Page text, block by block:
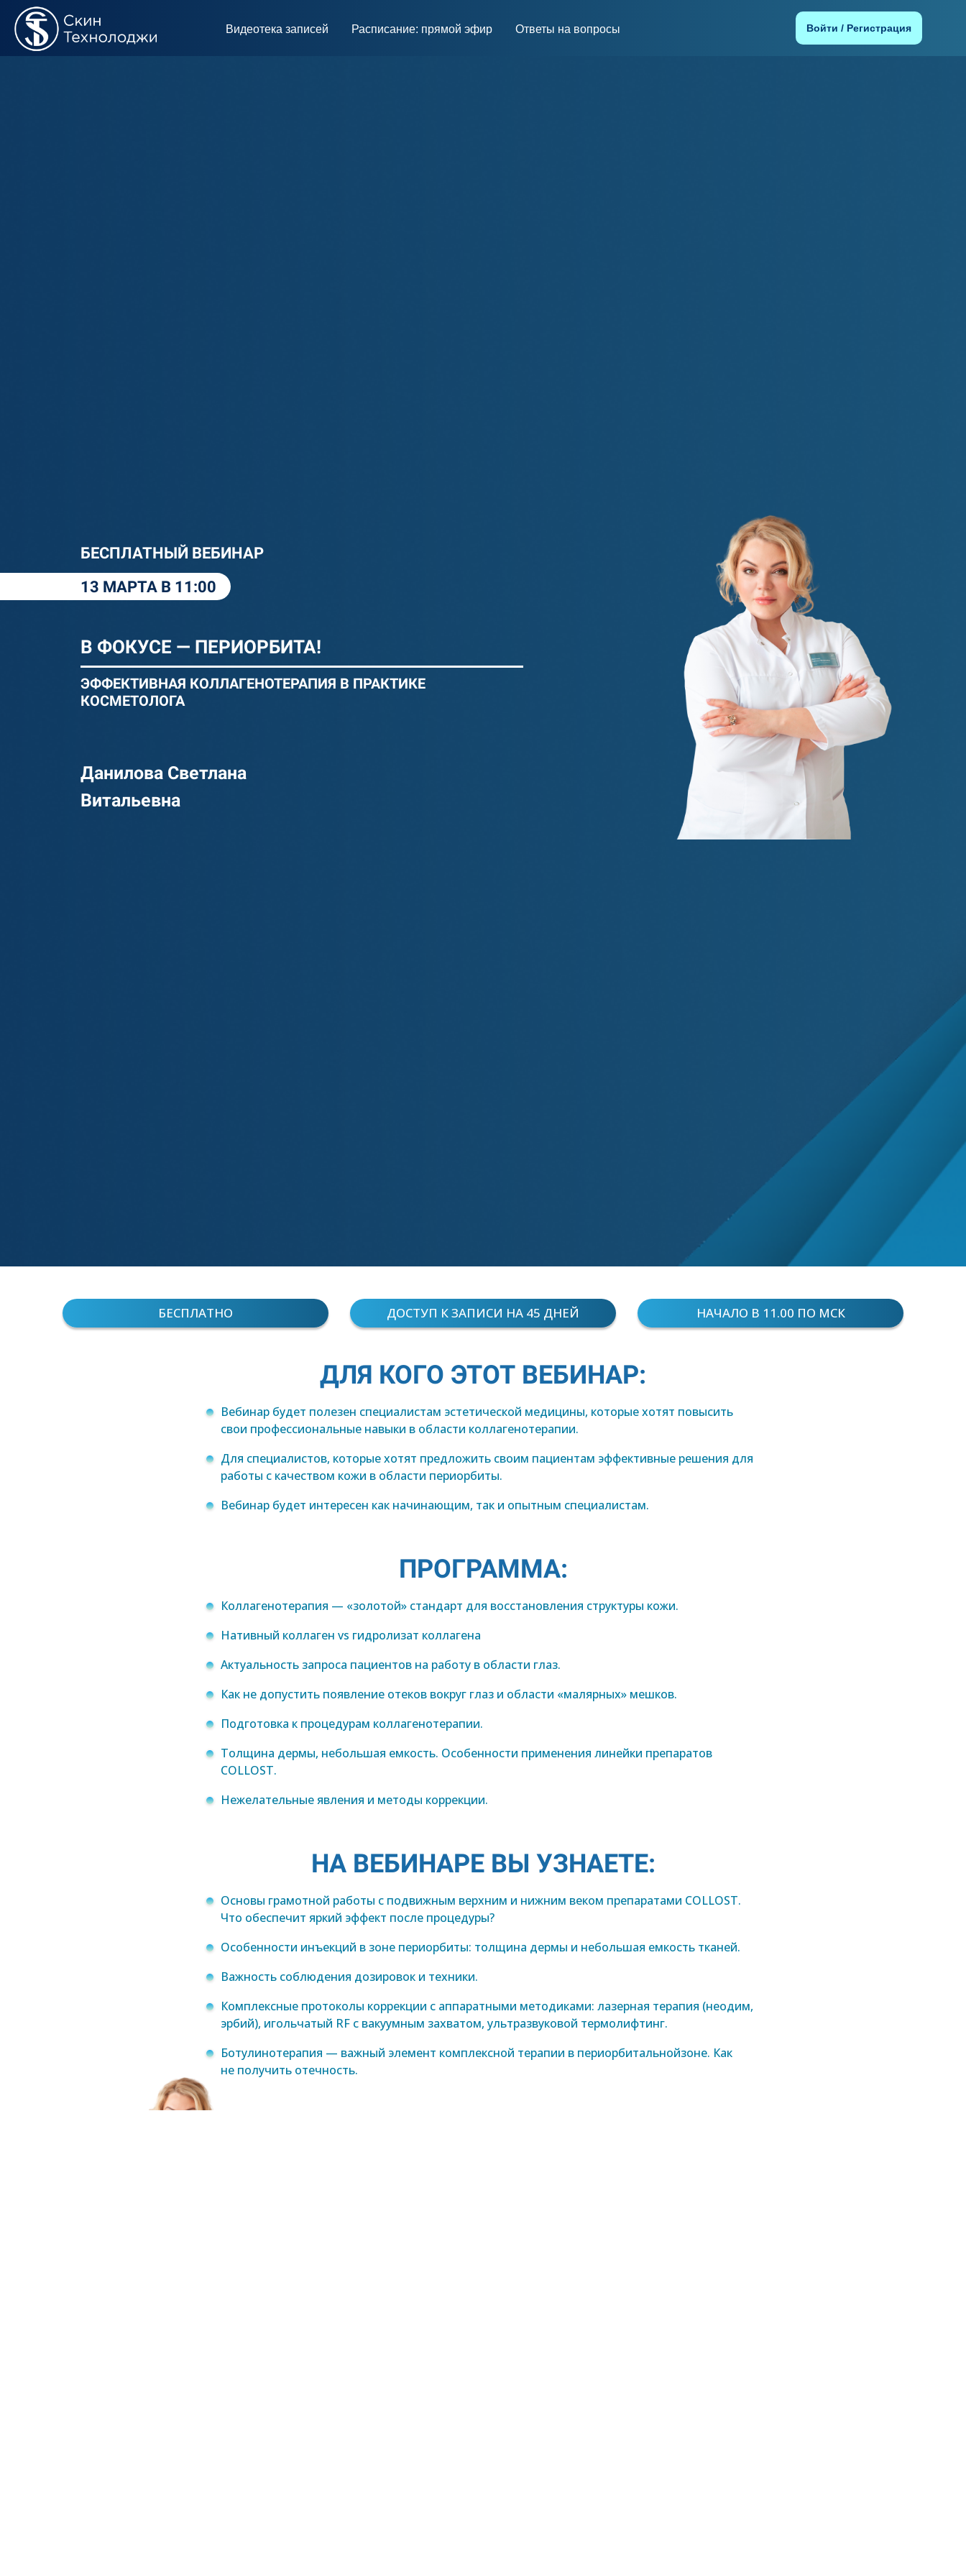
Видеотека записей Расписание: прямой эфир Ответы на вопросы Войти / Регистрация
БЕСПЛАТНЫЙ ВЕБИНАР
13 МАРТА В 11:00
В ФОКУСЕ — ПЕРИОРБИТА!
ЭФФЕКТИВНАЯ КОЛЛАГЕНОТЕРАПИЯ В ПРАКТИКЕ
КОСМЕТОЛОГА
Данилова Светлана
Витальевна
БЕСПЛАТНО ДОСТУП К ЗАПИСИ НА 45 ДНЕЙ НАЧАЛО В 11.00 ПО МСК
ДЛЯ КОГО ЭТОТ ВЕБИНАР:
Вебинар будет полезен специалистам эстетической медицины, которые хотят повысить
свои профессиональные навыки в области коллагенотерапии.
Для специалистов, которые хотят предложить своим пациентам эффективные решения для
работы с качеством кожи в области периорбиты.
Вебинар будет интересен как начинающим, так и опытным специалистам.
ПРОГРАММА:
Коллагенотерапия — «золотой» стандарт для восстановления структуры кожи.
Нативный коллаген vs гидролизат коллагена
Актуальность запроса пациентов на работу в области глаз.
Как не допустить появление отеков вокруг глаз и области «малярных» мешков.
Подготовка к процедурам коллагенотерапии.
Толщина дермы, небольшая емкость. Особенности применения линейки препаратов
COLLOST.
Нежелательные явления и методы коррекции.
НА ВЕБИНАРЕ ВЫ УЗНАЕТЕ:
Основы грамотной работы с подвижным верхним и нижним веком препаратами COLLOST.
Что обеспечит яркий эффект после процедуры?
Особенности инъекций в зоне периорбиты: толщина дермы и небольшая емкость тканей.
Важность соблюдения дозировок и техники.
Комплексные протоколы коррекции с аппаратными методиками: лазерная терапия (неодим,
эрбий), игольчатый RF с вакуумным захватом, ультразвуковой термолифтинг.
Ботулинотерапия — важный элемент комплексной терапии в периорбитальнойзоне. Как
не получить отечность.